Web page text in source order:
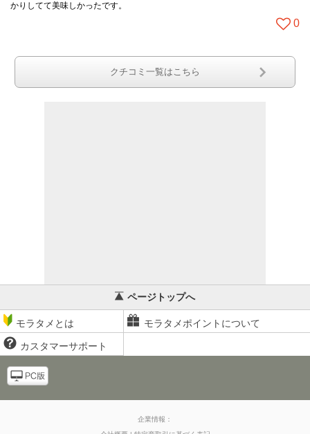
かりしてて美味しかったです。
0
クチコミ一覧はこちら
ページトップへ
モラタメとは モラタメポイントについて
カスタマーサポート
企業情報：